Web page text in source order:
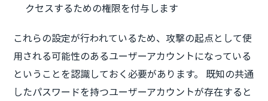
クセスするための権限を付与します
これらの設定が行われているため、攻撃の起点として使
用される可能性のあるユーザーアカウントになっている
ということを認識しておく必要があります。 既知の共通
したパスワードを持つユーザーアカウントが存在すると